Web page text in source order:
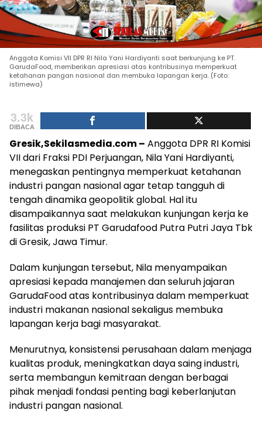
Anggota Komisi VII DPR RI Nila Yani Hardiyanti saat berkunjung ke PT.
GarudaFood, memberikan apresiasi atas kontribusinya memperkuat
ketahanan pangan nasional dan membuka lapangan kerja. (Foto:
istimewa)
3.3k
DIBACA
Gresik,Sekilasmedia.com – Anggota DPR RI Komisi
VII dari Fraksi PDI Perjuangan, Nila Yani Hardiyanti,
menegaskan pentingnya memperkuat ketahanan
industri pangan nasional agar tetap tangguh di
tengah dinamika geopolitik global. Hal itu
disampaikannya saat melakukan kunjungan kerja ke
fasilitas produksi PT Garudafood Putra Putri Jaya Tbk
di Gresik, Jawa Timur.
Dalam kunjungan tersebut, Nila menyampaikan
apresiasi kepada manajemen dan seluruh jajaran
GarudaFood atas kontribusinya dalam memperkuat
industri makanan nasional sekaligus membuka
lapangan kerja bagi masyarakat.
Menurutnya, konsistensi perusahaan dalam menjaga
kualitas produk, meningkatkan daya saing industri,
serta membangun kemitraan dengan berbagai
pihak menjadi fondasi penting bagi keberlanjutan
industri pangan nasional.